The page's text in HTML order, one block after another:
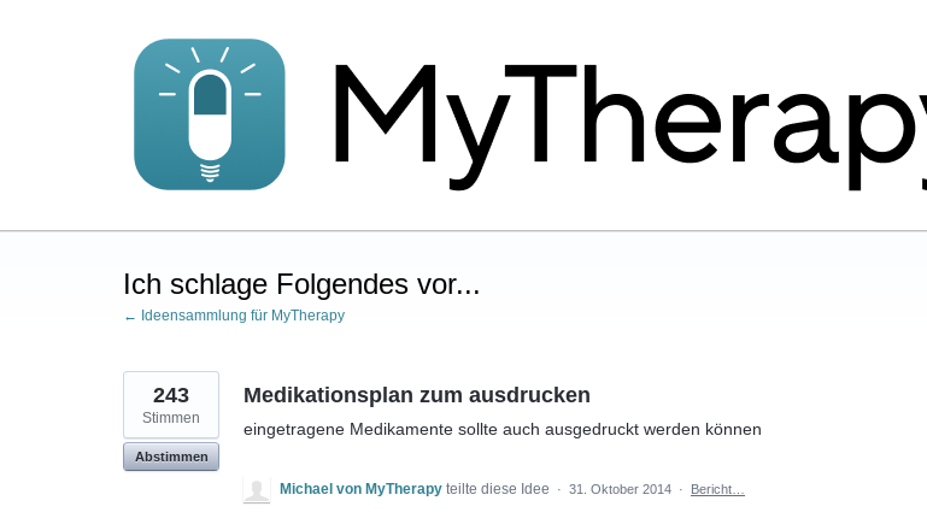
Ich schlage Folgendes vor...
← Ideensammlung für MyTherapy
Medikationsplan zum ausdrucken
eingetragene Medikamente sollte auch ausgedruckt werden können
243
Stimmen
Abstimmen
Michael von MyTherapy teilte diese Idee · 31. Oktober 2014 · Bericht…